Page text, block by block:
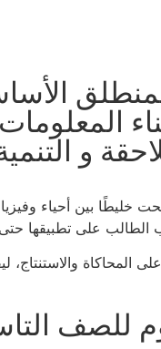
و
بين أحياء
على تطبيقها حتى
المحاكاة
للصف